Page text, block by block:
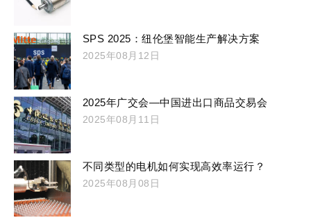
SPS 2025：纽伦堡智能生产解决方案
2025年08月12日
2025年广交会—中国进出口商品交易会
2025年08月11日
不同类型的电机如何实现高效率运行？
2025年08月08日